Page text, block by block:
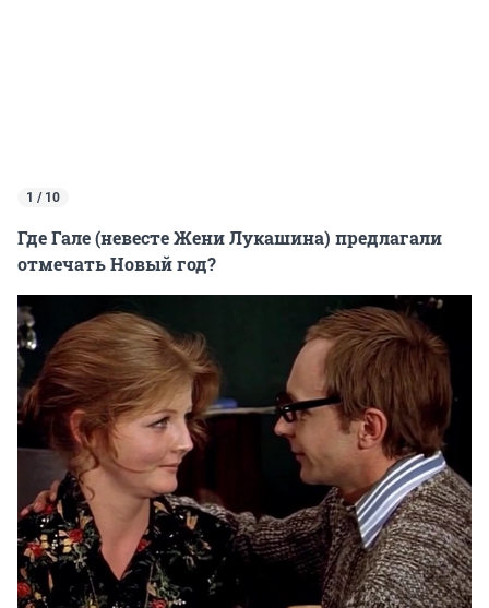
1 / 10
Где Гале (невесте Жени Лукашина) предлагали
отмечать Новый год?